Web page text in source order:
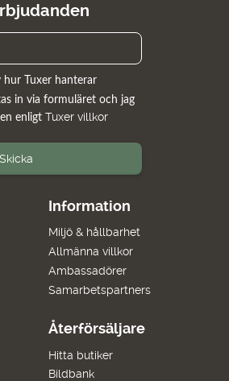
Information
Miljö & hållbarhet
Allmänna villkor
Ambassadörer
Samarbetspartners
Återförsäljare
Hitta butiker
Bildbank
hur Tuxer hanterar
in via formuläret och jag
enligt Tuxer villkor
Skicka